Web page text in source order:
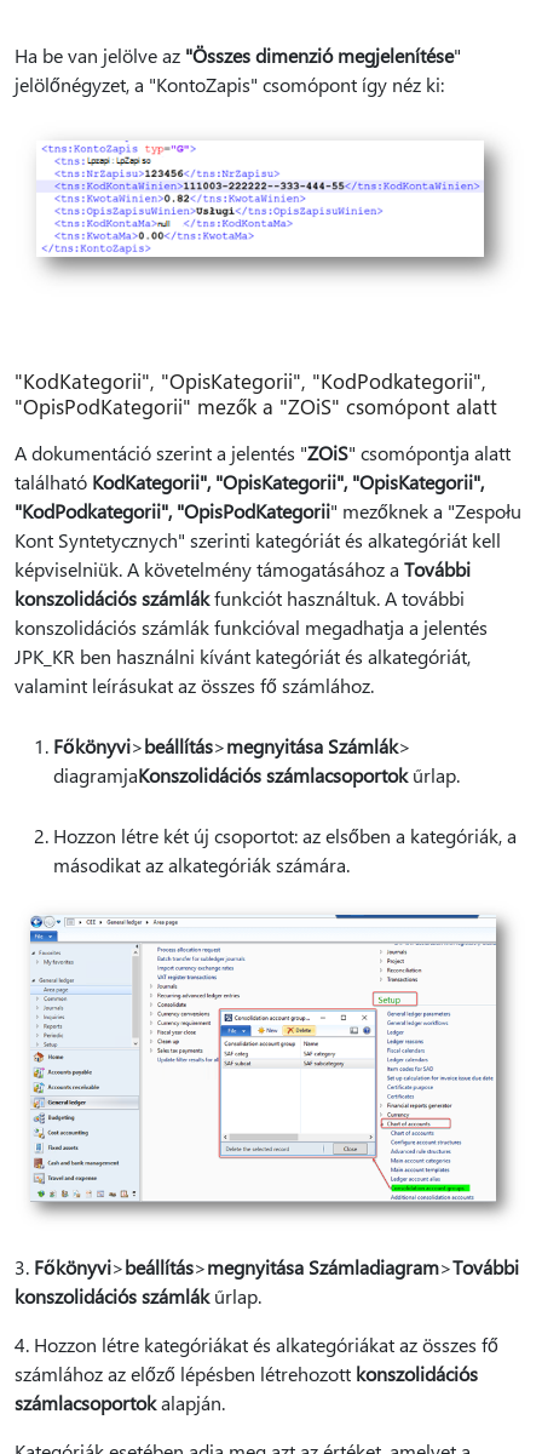
Ha be van jelölve az "Összes dimenzió megjelenítése"
jelölőnégyzet, a "KontoZapis" csomópont így néz ki:
"KodKategorii", "OpisKategorii", "KodPodkategorii",
"OpisPodKategorii" mezők a "ZOiS" csomópont alatt
A dokumentáció szerint a jelentés "ZOiS" csomópontja alatt
található KodKategorii", "OpisKategorii", "OpisKategorii",
"KodPodkategorii", "OpisPodKategorii" mezőknek a "Zespołu
Kont Syntetycznych" szerinti kategóriát és alkategóriát kell
képviselniük. A követelmény támogatásához a További
konszolidációs számlákfunkciót használtuk. A további
konszolidációs számlák funkcióval megadhatja a jelentés
JPK_KR ben használni kívánt kategóriát és alkategóriát,
valamint leírásukat az összes fő számlához.
Főkönyvi>beállítás>megnyitása Számlák>
diagramjaKonszolidációs számlacsoportokűrlap.
Hozzon létre két új csoportot: az elsőben a kategóriák, a
másodikat az alkategóriák számára.
3. Főkönyvi>beállítás>megnyitása Számladiagram>További
konszolidációs számlákűrlap.
4. Hozzon létre kategóriákat és alkategóriákat az összes fő
számlához az előző lépésben létrehozott konszolidációs
számlacsoportokalapján.